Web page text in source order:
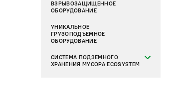
ВЗРЫВОЗАЩИЩЕННОЕ
ОБОРУДОВАНИЕ
УНИКАЛЬНОЕ
ГРУЗОПОДЪЕМНОЕ
ОБОРУДОВАНИЕ
СИСТЕМА ПОДЗЕМНОГО
ХРАНЕНИЯ МУСОРА ECOSYSTEM